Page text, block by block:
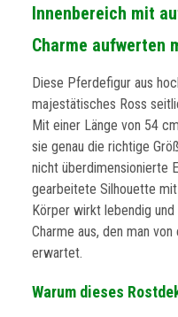
Innenbereich mit
Charme aufwerten
Diese Pferdefigur aus
majestätisches Ross
Mit einer Länge von 54
sie genau die richtige
nicht überdimensionierte
gearbeitete Silhouette
Körper wirkt lebendig
Charme aus, den man
erwartet.
Warum dieses